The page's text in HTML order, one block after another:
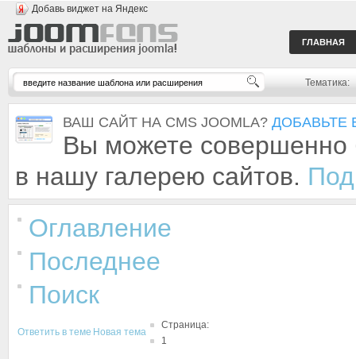
Добавь виджет на Яндекс
ГЛАВНАЯ
Тематика:
ВАШ САЙТ НА CMS JOOMLA? ДОБАВЬТЕ
Вы можете совершенно
в нашу галерею сайтов.
Оглавление
Последнее
Поиск
Ответить в теме Новая тема
Страница:
1